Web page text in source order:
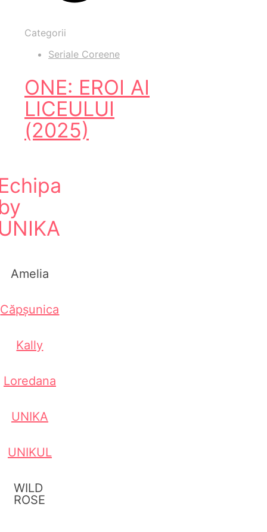
Categorii
Seriale Coreene
ONE: EROI AI
LICEULUI
(2025)
Amelia
Căpșunica
Kally
Loredana
UNIKA
UNIKUL
WILD
ROSE